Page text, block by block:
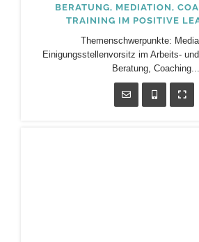
BERATUNG, MEDIATION,
TRAINING IM POSITIVE
Themenschwerpunkte:
Einigungsstellenvorsitz im Arbeits-
Beratung, Coaching...